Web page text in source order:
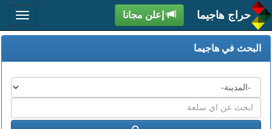
حراج هاجيما إعلن مجانا
البحث في هاجيما
المدن
اكتب
عبارة
البحث
ابحث